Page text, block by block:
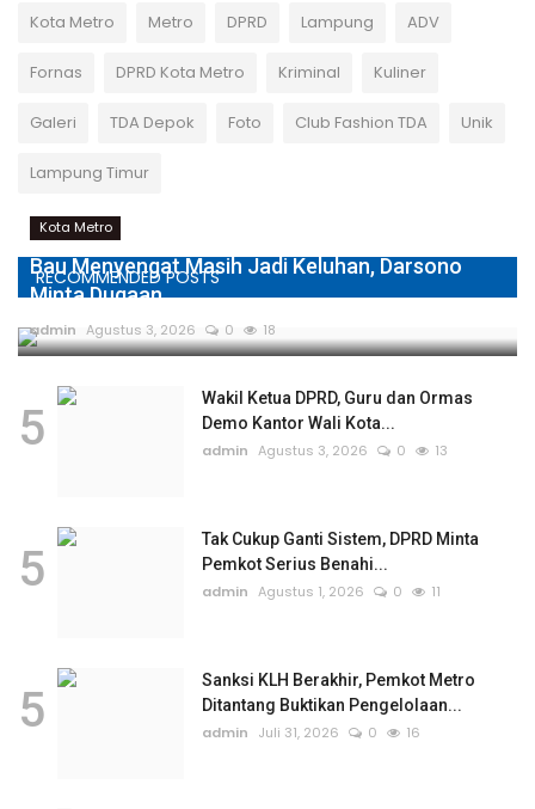
Kota Metro Metro DPRD Lampung ADV
Fornas DPRD Kota Metro Kriminal Kuliner
Galeri TDA Depok Foto Club Fashion TDA Unik
Lampung Timur
RECOMMENDED POSTS
Kota Metro
Bau Menyengat Masih Jadi Keluhan, Darsono
Minta Dugaan...
admin Agustus 3, 2026 0 18
5
Wakil Ketua DPRD, Guru dan Ormas
Demo Kantor Wali Kota...
admin Agustus 3, 2026 0 13
5
Tak Cukup Ganti Sistem, DPRD Minta
Pemkot Serius Benahi...
admin Agustus 1, 2026 0 11
5
Sanksi KLH Berakhir, Pemkot Metro
Ditantang Buktikan Pengelolaan...
admin
Juli 31, 2026 0 16